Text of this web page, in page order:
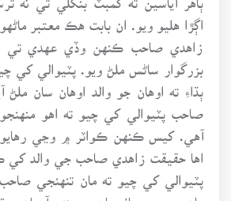
اڳڙا هليو ويو. ان بابت هڪ معتبر
زاهدي صاحب ڪنهن وڏي عهدي تي
بزرگوار ساڻس ملڻ ويو. پٽيوالي کي
ٻڌاءِ ته اوهان جو والد اوهان سان ملڻ
صاحب پٽيوالي کي چيو ته اهو
آهي. کيس ڪنهن ڪواٽر ۾ وڃي رهايو.
اها حقيقت زاهدي صاحب جي والد کي
پٽيوالي کي چيو ته مان تنهنجي
مان هن جي ماءُ سان سمهندو آهيان.